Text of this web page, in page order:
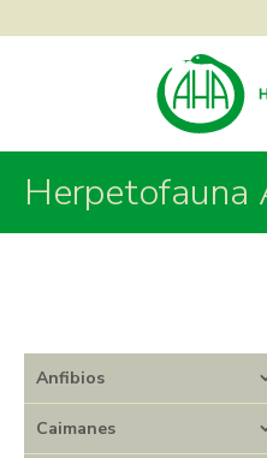
Asociación Herpetológica
Serpientes >Viperidae>Crotalus
Herpetofauna
Anfibios
Caimanes